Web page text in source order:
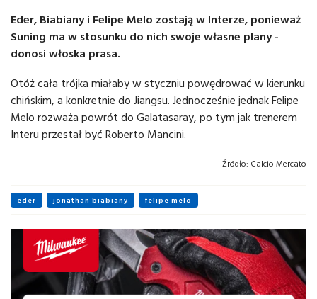
Eder, Biabiany i Felipe Melo zostają w Interze, ponieważ
Suning ma w stosunku do nich swoje własne plany -
donosi włoska prasa.
Otóż cała trójka miałaby w styczniu powędrować w kierunku
chińskim, a konkretnie do Jiangsu. Jednocześnie jednak Felipe
Melo rozważa powrót do Galatasaray, po tym jak trenerem
Interu przestał być Roberto Mancini.
Źródło: Calcio Mercato
eder jonathan biabiany felipe melo